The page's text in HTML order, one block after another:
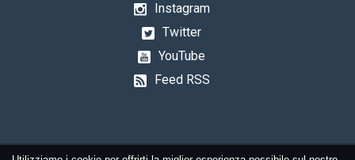
Instagram
Twitter
YouTube
Feed RSS